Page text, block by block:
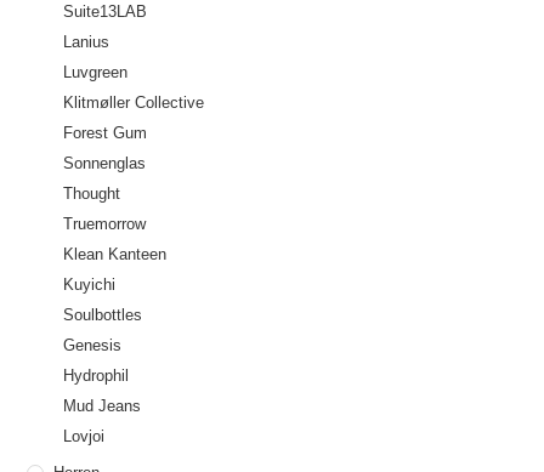
Suite13LAB
Lanius
Luvgreen
Klitmøller Collective
Forest Gum
Sonnenglas
Thought
Truemorrow
Klean Kanteen
Kuyichi
Soulbottles
Genesis
Hydrophil
Mud Jeans
Lovjoi